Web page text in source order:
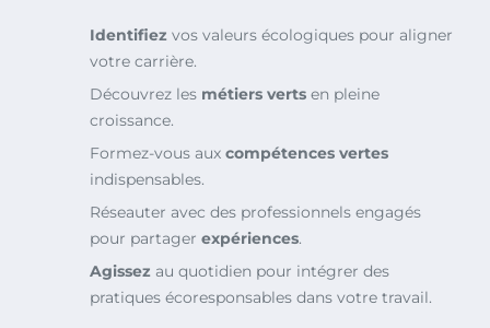
Identifiez vos valeurs écologiques pour aligner
votre carrière.
Découvrez les métiers verts en pleine
croissance.
Formez-vous aux compétences vertes
indispensables.
Réseauter avec des professionnels engagés
pour partager expériences.
Agissez au quotidien pour intégrer des
pratiques écoresponsables dans votre travail.